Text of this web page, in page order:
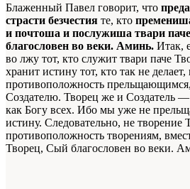
Блаженный Павел говорит, что
страсти безчестия те, кто
и почтоша и послужиша твари
благословен во веки. Аминь. Итак,
во лжу тот, кто служит твари паче
хранит истину тот, кто так не делает,
противоположность
Создателю. Творец же и
как Богу всех. Ибо мы уже не
истину. Следовательно, не творение
противоположность творениям,
Творец, Сый благословен во веки.